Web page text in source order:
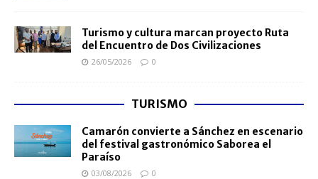
Turismo y cultura marcan proyecto Ruta
del Encuentro de Dos Civilizaciones
26/05/2026 0
TURISMO
Camarón convierte a Sánchez en escenario
del festival gastronómico Saborea el
Paraíso
03/08/2026 0